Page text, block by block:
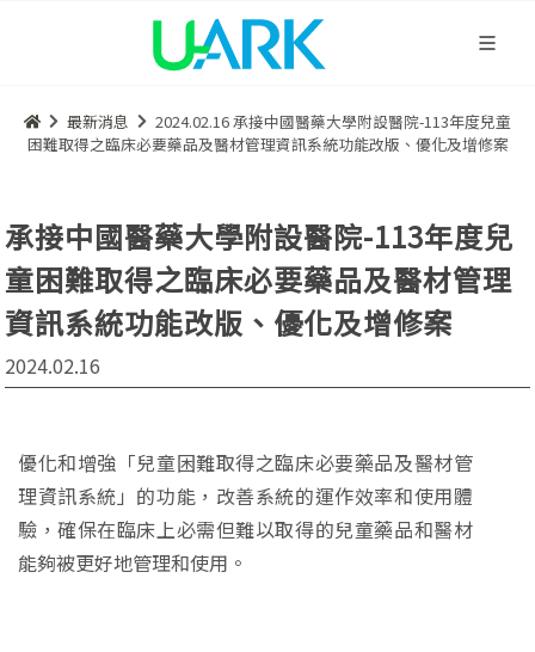
最新消息
2024.02.16 承接中國醫藥大學附設醫院-113年度兒童
困難取得之臨床必要藥品及醫材管理資訊系統功能改版、優化及增修案
承接中國醫藥大學附設醫院-113年度兒
童困難取得之臨床必要藥品及醫材管理
資訊系統功能改版、優化及增修案
2024.02.16
優化和增強「兒童困難取得之臨床必要藥品及醫材管
理資訊系統」的功能，改善系統的運作效率和使用體
驗，確保在臨床上必需但難以取得的兒童藥品和醫材
能夠被更好地管理和使用。